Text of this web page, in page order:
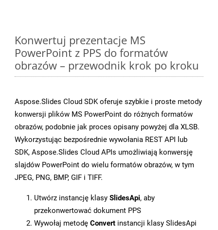
Konwertuj prezentacje MS
PowerPoint z PPS do formatów
obrazów – przewodnik krok po kroku
Aspose.Slides Cloud SDK oferuje szybkie i proste metody
konwersji plików MS PowerPoint do różnych formatów
obrazów, podobnie jak proces opisany powyżej dla XLSB.
Wykorzystując bezpośrednie wywołania REST API lub
SDK, Aspose.Slides Cloud APIs umożliwiają konwersję
slajdów PowerPoint do wielu formatów obrazów, w tym
JPEG, PNG, BMP, GIF i TIFF.
Utwórz instancję klasy SlidesApi, aby
przekonwertować dokument PPS
Wywołaj metodę Convert instancji klasy SlidesApi